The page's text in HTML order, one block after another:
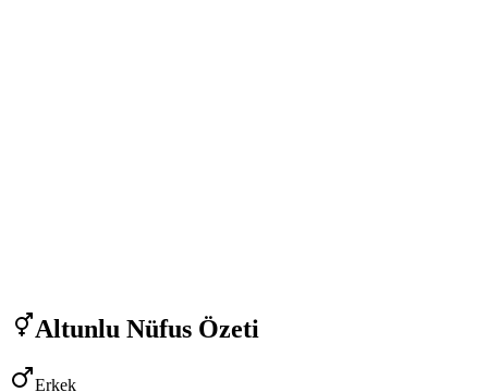
Altunlu Nüfus Özeti
Erkek